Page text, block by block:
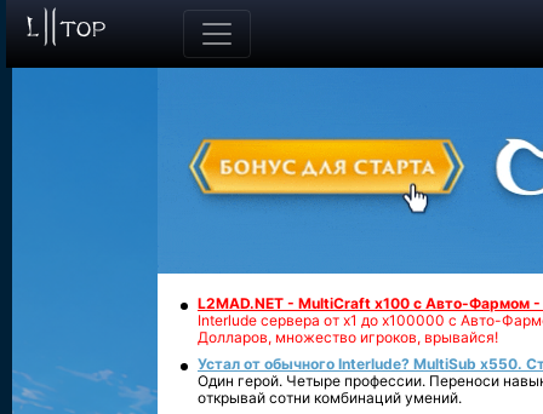
L2MAD.NET - MultiCraft x100 с Авто-Фармом
Interlude сервера от х1 до х100000 с Авто-
Долларов, множество игроков, врывайся!
Устал от обычного Interlude? MultiSub x550.
Один герой. Четыре профессии. Переноси
открывай сотни комбинаций умений.